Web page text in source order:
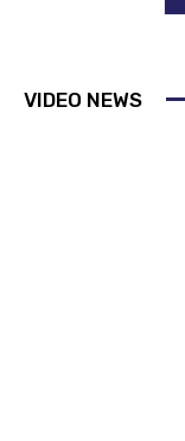
VIDEO NEWS